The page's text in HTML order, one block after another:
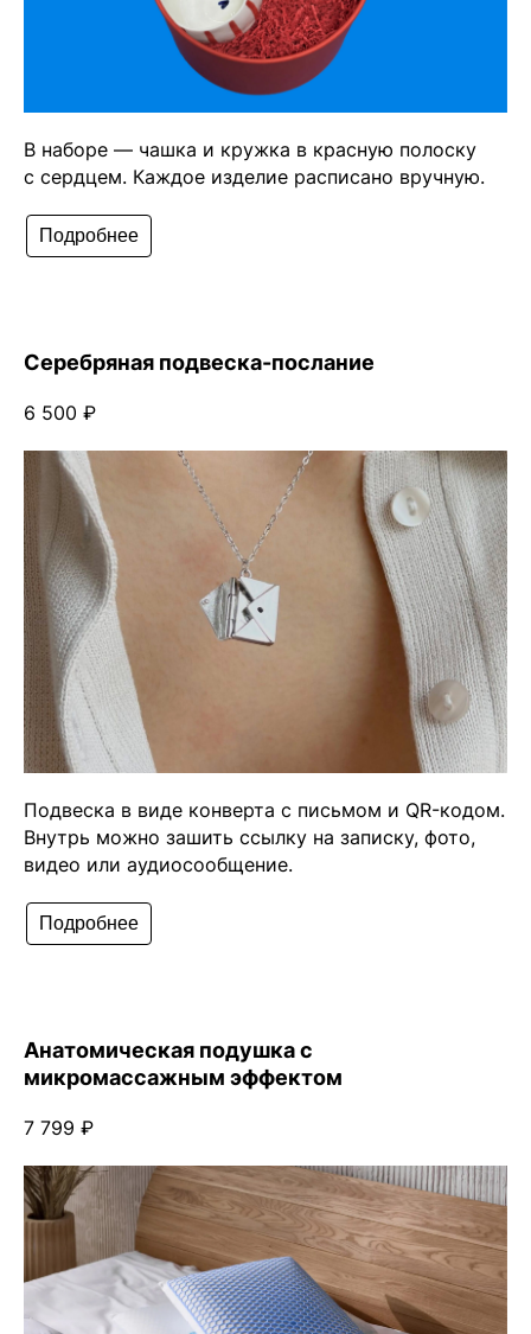
В наборе — чашка и кружка в красную полоску
с сердцем. Каждое изделие расписано вручную.
Подробнее
Серебряная подвеска-послание
6 500 ₽
Подвеска в виде конверта с письмом и QR-кодом.
Внутрь можно зашить ссылку на записку, фото,
видео или аудиосообщение.
Подробнее
Анатомическая подушка с
микромассажным эффектом
7 799 ₽